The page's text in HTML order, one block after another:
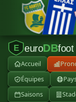
E euroDBfoot
Accueil
Équipes
Saisons